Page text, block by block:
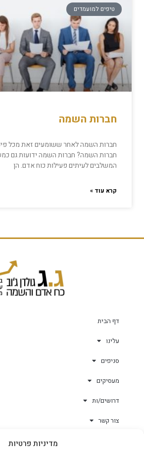
מדיניות פרטיות
טיפים למועמדים
חברות השמה
חברות השמה לאחר ששומעים זאת מכל
חברות השמה? חברות השמה ידועות גם
המשלבים לעיתים פעילות כוח אדם. הן
קרא עוד »
דף הבית
עלינו
סניפים
מעסיקים
דרושים/ות
צור קשר